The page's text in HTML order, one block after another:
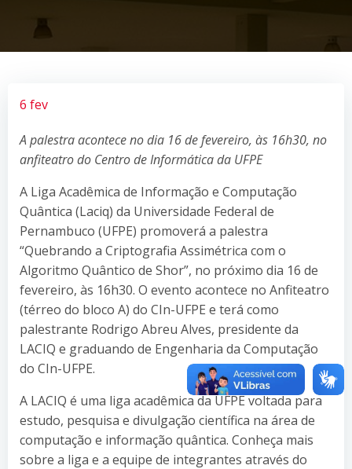
6 fev
A palestra acontece no dia 16 de fevereiro, às 16h30, no
anfiteatro do Centro de Informática da UFPE
A Liga Acadêmica de Informação e Computação
Quântica (Laciq) da Universidade Federal de
Pernambuco (UFPE) promoverá a palestra
“Quebrando a Criptografia Assimétrica com o
Algoritmo Quântico de Shor”, no próximo dia 16 de
fevereiro, às 16h30. O evento acontece no Anfiteatro
(térreo do bloco A) do CIn-UFPE e terá como
palestrante Rodrigo Abreu Alves, presidente da
LACIQ e graduando de Engenharia da Computação
do CIn-UFPE.
A LACIQ é uma liga acadêmica da UFPE voltada para
estudo, pesquisa e divulgação científica na área de
computação e informação quântica. Conheça mais
sobre a liga e a equipe de integrantes através do